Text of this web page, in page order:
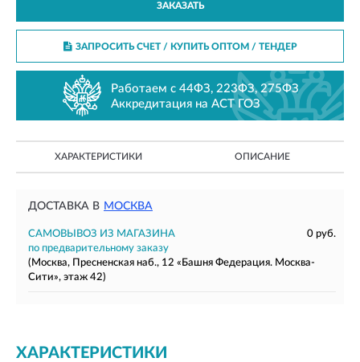
ЗАКАЗАТЬ
ЗАПРОСИТЬ СЧЕТ / КУПИТЬ ОПТОМ/ ТЕНДЕР
Работаем с 44ФЗ, 223ФЗ, 275ФЗ
Аккредитация на АСТ ГОЗ
ХАРАКТЕРИСТИКИ ОПИСАНИЕ
ДОСТАВКА В МОСКВА
САМОВЫВОЗ ИЗ МАГАЗИНА
0 руб.
по предварительному заказу
(Москва, Пресненская наб., 12 «Башня Федерация. Москва-
Сити», этаж 42)
ХАРАКТЕРИСТИКИ